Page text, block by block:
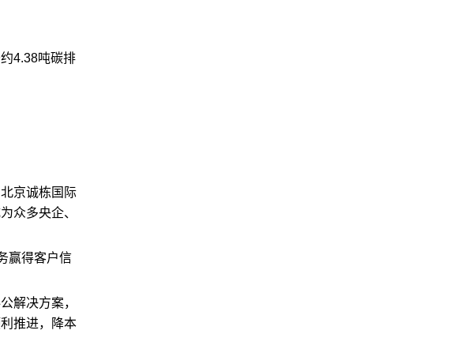
4.38吨碳排
京诚栋国际
众多央企、
赢得客户信
解决方案，
推进，降本